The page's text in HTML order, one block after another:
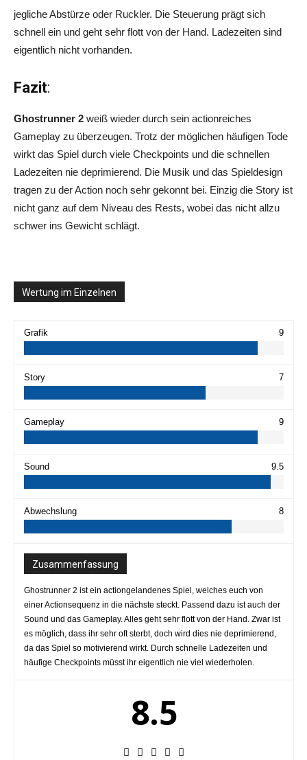
jegliche Abstürze oder Ruckler. Die Steuerung prägt sich
schnell ein und geht sehr flott von der Hand. Ladezeiten sind
eigentlich nicht vorhanden.
Fazit:
Ghostrunner 2 weiß wieder durch sein actionreiches
Gameplay zu überzeugen. Trotz der möglichen häufigen Tode
wirkt das Spiel durch viele Checkpoints und die schnellen
Ladezeiten nie deprimierend. Die Musik und das Spieldesign
tragen zu der Action noch sehr gekonnt bei. Einzig die Story ist
nicht ganz auf dem Niveau des Rests, wobei das nicht allzu
schwer ins Gewicht schlägt.
Wertung im Einzelnen
Grafik 9
Story 7
Gameplay 9
Sound 9.5
Abwechslung 8
Zusammenfassung
Ghostrunner 2 ist ein actiongelandenes Spiel, welches euch von
einer Actionsequenz in die nächste steckt. Passend dazu ist auch der
Sound und das Gameplay. Alles geht sehr flott von der Hand. Zwar ist
es möglich, dass ihr sehr oft sterbt, doch wird dies nie deprimierend,
da das Spiel so motivierend wirkt. Durch schnelle Ladezeiten und
häufige Checkpoints müsst ihr eigentlich nie viel wiederholen.
8.5